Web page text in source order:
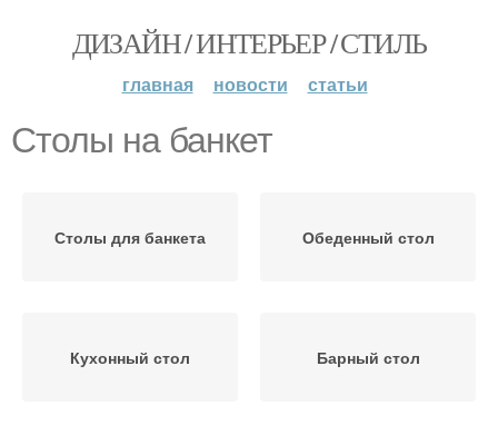
ДИЗАЙН / ИНТЕРЬЕР / СТИЛЬ
главная новости статьи
Столы на банкет
Столы для банкета Обеденный стол
Кухонный стол Барный стол